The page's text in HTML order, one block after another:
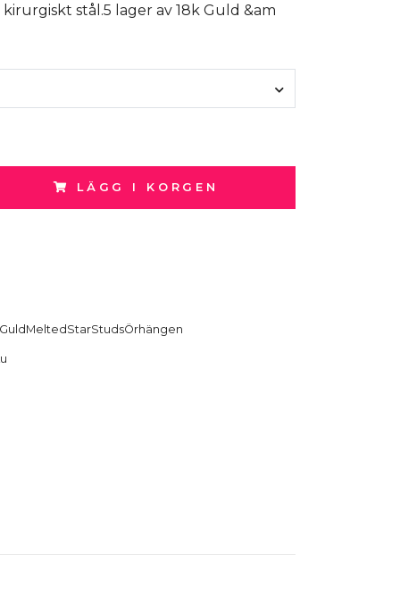
stål.5 lager av 18k Guld &am
LÄGG I KORGEN
GuldMeltedStarStudsÖrhängen